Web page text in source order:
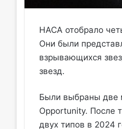
НАСА отобрало
Они были
взрывающихся
звезд.
Были выбраны две
Opportunity. После
двух типов в 2024